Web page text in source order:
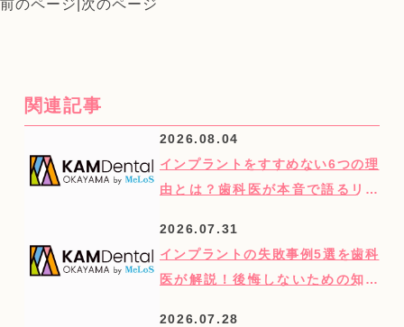
前のページ 次のページ
関連記事
2026.08.04
インプラントをすすめない6つの理
由とは？歯科医が本音で語るリス
2026.07.31
インプラントの失敗事例5選を歯科
医が解説！後悔しないための知識
2026.07.28